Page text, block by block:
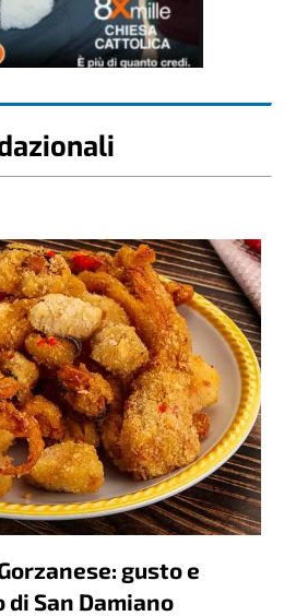
gusto e
di San Damiano